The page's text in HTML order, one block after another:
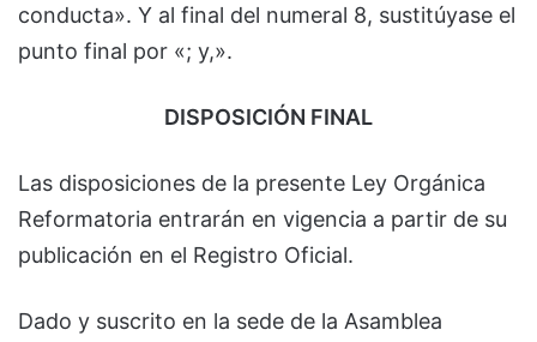
conducta». Y al final del numeral 8, sustitúyase el
punto final por «; y,».
DISPOSICIÓN FINAL
Las disposiciones de la presente Ley Orgánica
Reformatoria entrarán en vigencia a partir de su
publicación en el Registro Oficial.
Dado y suscrito en la sede de la Asamblea